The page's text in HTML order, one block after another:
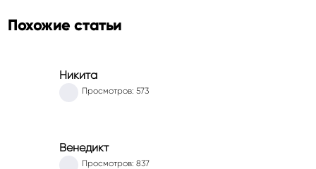
Похожие статьи
Никита
Просмотров: 573
Венедикт
Просмотров: 837